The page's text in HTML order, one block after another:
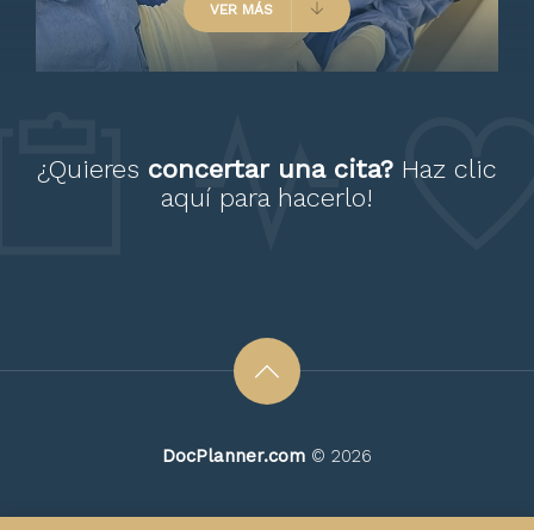
VER MÁS
¿Quieres concertar una cita? Haz clic
aquí para hacerlo!
DocPlanner.com © 2026